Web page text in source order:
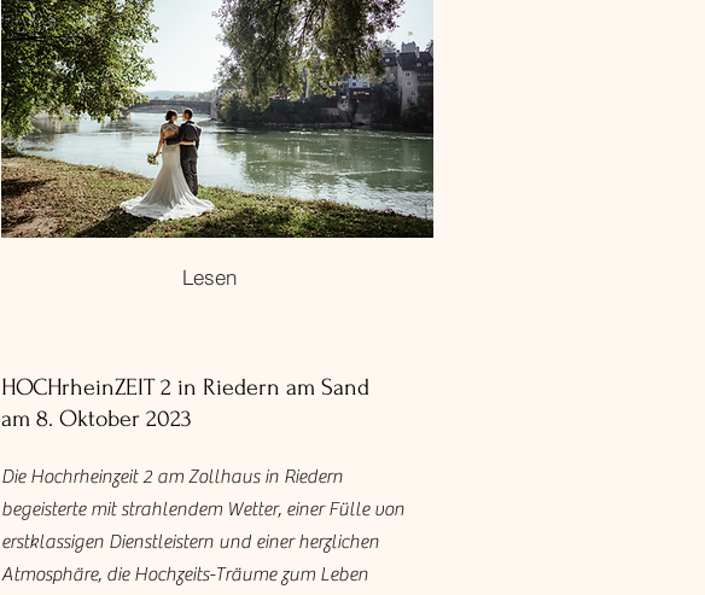
Lesen
HOCHrheinZEIT 2 in Riedern am Sand
am 8. Oktober 2023
Die Hochrheinzeit 2 am Zollhaus in Riedern
begeisterte mit strahlendem Wetter, einer Fülle von
erstklassigen Dienstleistern und einer herzlichen
Atmosphäre, die Hochzeits-Träume zum Leben